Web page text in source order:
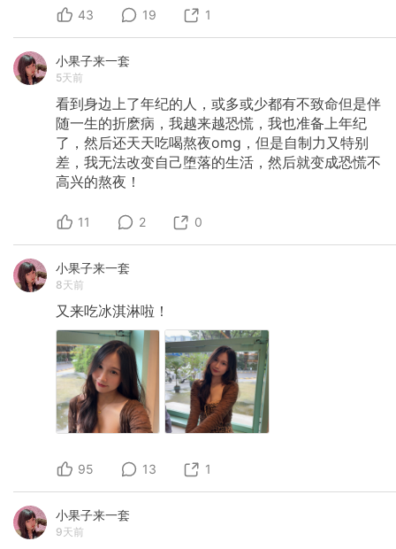
43 19 1
小果子来一套
5天前
看到身边上了年纪的人，或多或少都有不致命但是伴
随一生的折麽病，我越来越恐慌，我也准备上年纪
了，然后还天天吃喝熬夜omg，但是自制力又特别
差，我无法改变自己堕落的生活，然后就变成恐慌不
高兴的熬夜！
11 2 0
小果子来一套
8天前
又来吃冰淇淋啦！
95 13 1
小果子来一套
9天前